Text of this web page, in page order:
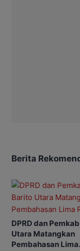
Berita
DPRD dan
Utara Matangkan
Pembahasan Lima